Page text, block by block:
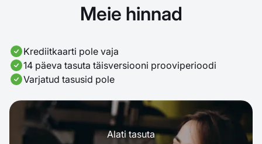
Meie hinnad
Krediitkaarti pole vaja
14 päeva tasuta täisversiooni prooviperioodi
Varjatud tasusid pole
Alati tasuta